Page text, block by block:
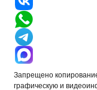
Запрещено
графическую и